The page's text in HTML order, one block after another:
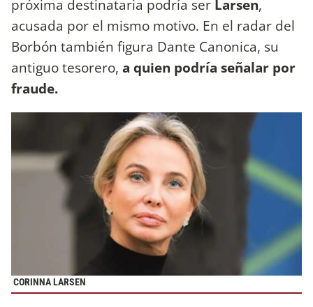
próxima destinataria podría ser Larsen,
acusada por el mismo motivo. En el radar del
Borbón también figura Dante Canonica, su
antiguo tesorero, a quien podría señalar por
fraude.
CORINNA LARSEN